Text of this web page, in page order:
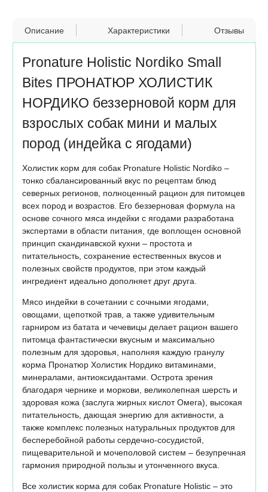
Описание Характеристики Отзывы
Pronature Holistic Nordikо Small
Bites ПРОНАТЮР ХОЛИСТИК
НОРДИКО беззерновой корм для
взрослых собак мини и малых
пород (индейка с ягодами)
Холистик корм для собак Pronature Holistic Nordikо –
тонко сбалансированный вкус по рецептам блюд
северных регионов, полноценный рацион для питомцев
всех пород и возрастов. Его беззерновая формула на
основе сочного мяса индейки с ягодами разработана
экспертами в области питания, где воплощен основной
принцип скандинавской кухни – простота и
питательность, сохранение естественных вкусов и
полезных свойств продуктов, при этом каждый
ингредиент идеально дополняет друг друга.
Мясо индейки в сочетании с сочными ягодами,
овощами, щепоткой трав, а также удивительным
гарниром из батата и чечевицы делает рацион вашего
питомца фантастически вкусным и максимально
полезным для здоровья, наполняя каждую гранулу
корма Пронатюр Холистик Нордико витаминами,
минералами, антиоксидантами. Острота зрения
благодаря чернике и моркови, великолепная шерсть и
здоровая кожа (заслуга жирных кислот Омега), высокая
питательность, дающая энергию для активности, а
также комплекс полезных натуральных продуктов для
бесперебойной работы сердечно-сосудистой,
пищеварительной и мочеполовой систем – безупречная
гармония природной пользы и утонченного вкуса.
Все холистик корма для собак Pronature Holistic – это